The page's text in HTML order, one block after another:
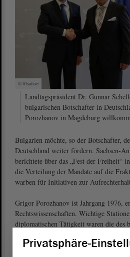
© ltlsa/sse
Landtagspräsident Dr. Gunnar
bulgarischen Botschafter in
Porozhanov in Magdeburg
Bulgarien möchte, so der Botschafter,
Deutschland weiter fördern. Sachsen-
berichtete über das „Fest der Freiheit“
die Verteilung der Mandate auf die
warben für Initiativen zur
Grigor Porozhanov ist Jahrgang 1976,
Rechtswissenschaften. Wichtige
diplomatischen Tätigkeit waren die des
Englisch, Griechisch und Deutsch.
Privatsphäre-